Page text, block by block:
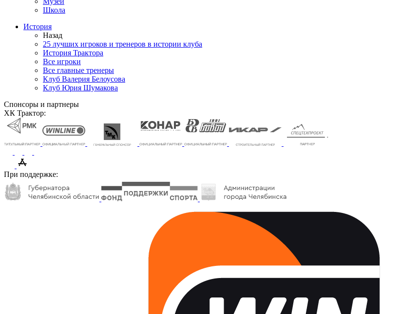
Школа
История
Назад
25 лучших игроков и тренеров в истории клуба
История Трактора
Все игроки
Все главные тренеры
Клуб Валерия Белоусова
Клуб Юрия Шумакова
Спонсоры и партнеры
ХК Трактор:
При поддержке: